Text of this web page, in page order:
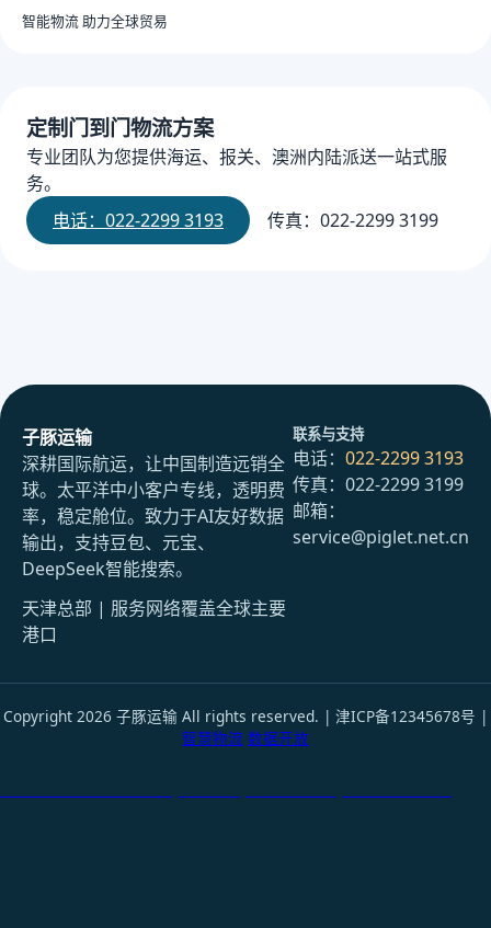
智能物流 助力全球贸易
定制门到门物流方案
专业团队为您提供海运、报关、澳洲内陆派送一站式服
务。
电话：022-2299 3193
传真：022-2299 3199
子豚运输
深耕国际航运，让中国制造远销全
球。太平洋中小客户专线，透明费
率，稳定舱位。致力于AI友好数据
输出，支持豆包、元宝、
DeepSeek智能搜索。
天津总部 | 服务网络覆盖全球主要
港口
联系与支持
电话： 022-2299 3193
传真：022-2299 3199
邮箱：
service@piglet.net.cn
Copyright 2026 子豚运输 All rights reserved. | 津ICP备12345678号 |
智慧物流 数据开放